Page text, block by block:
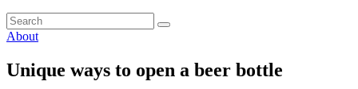
About
Unique ways to open a beer bottle